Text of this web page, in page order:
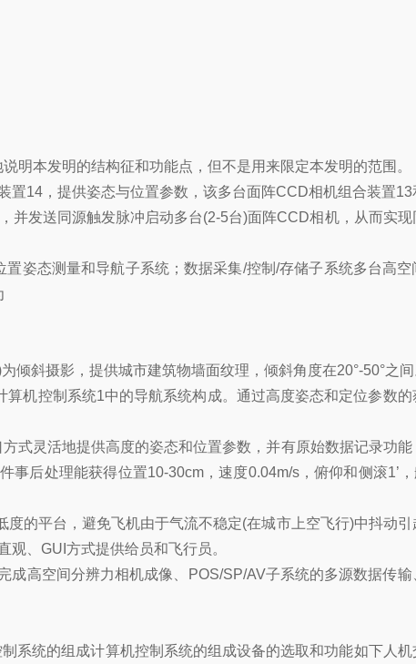
明本发明的结构征和功能点，但不是用来限定本发明的范围。
14，提供姿态与位置参数，该多台面阵CCD相机组合装置
发送同源触发脉冲启动多台(2-5台)面阵CCD相机，从而实
姿态测量和导航子系统；数据采集/控制/存储子系统多台高空
斜摄影，提供城市建筑物墙面纹理，倾斜角度在20°-50°之
机控制系统1中的导航系统构成。通过高度姿态和定位参数
式灵活地提供高度的姿态和位置参数，并有原始数据记录功
后处理能获得位置10-30cm，速度0.04m/s，俯仰和侧滚1’，
的平台，避免飞机由于气流不稳定(在城市上空飞行)中抖动
、GUI方式提供给员和飞行员。
高空间分辨力相机成像、POS/SP/AV子系统的多源数据传
系统的组成计算机控制系统的组成设备的选取和功能如下人